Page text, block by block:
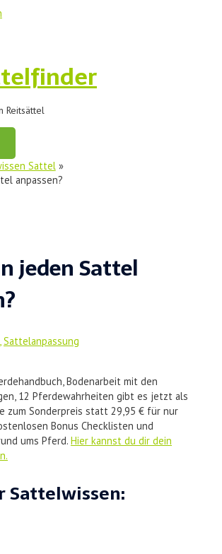
Reitsättel
Sattel
anpassen?
jeden Sattel
,Sattelanpassung
Bodenarbeit mit den
12 Pferdewahrheiten gibt es jetzt als
zum Sonderpreis statt 29,95 € für nur
Bonus Checklisten und
ums Pferd. Hier kannst du dir dein
Sattelwissen: